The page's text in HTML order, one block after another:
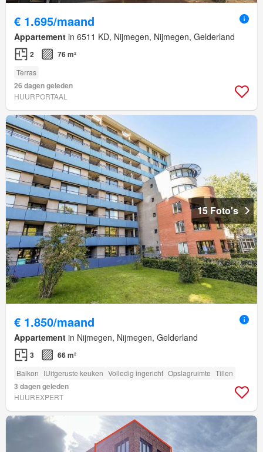
€ 1.695/maand
Appartement in 6511 KD, Nijmegen, Nijmegen, Gelderland
2 76 m²
Terras
26 dagen geleden
HUURPORTAAL
15 Foto's
€ 1.850/maand
Appartement in Nijmegen, Nijmegen, Gelderland
3 66 m²
Balkon IUitgeruste keuken Volledig ingericht Opslagruimte Tillen
3 dagen geleden
HUUREXPERT